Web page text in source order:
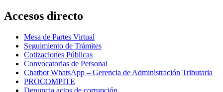
Accesos directo
Mesa de Partes Virtual
Seguimiento de Trámites
Cotizaciones Públicas
Convocatorias de Personal
Chatbot WhatsApp – Gerencia de Administración Tributaria
PROCOMPITE